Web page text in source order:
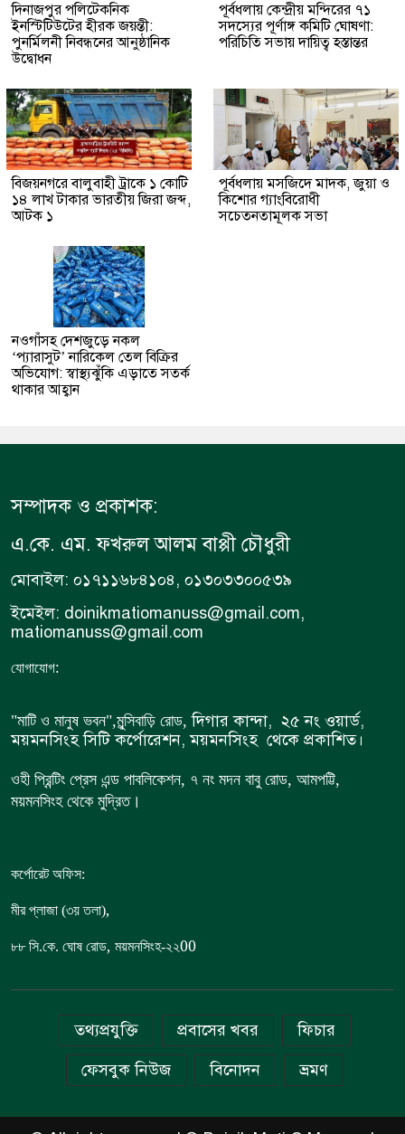
দিনাজপুর পলিটেকনিক
ইনস্টিটিউটের হীরক জয়ন্তী:
পুনর্মিলনী নিবন্ধনের আনুষ্ঠানিক
উদ্বোধন
পূর্বধলায় কেন্দ্রীয় মন্দিরের ৭১
সদস্যের পূর্ণাঙ্গ কমিটি ঘোষণা:
পরিচিতি সভায় দায়িত্ব হস্তান্তর
বিজয়নগরে বালুবাহী ট্রাকে ১ কোটি
১৪ লাখ টাকার ভারতীয় জিরা জব্দ,
আটক ১
পূর্বধলায় মসজিদে মাদক, জুয়া ও
কিশোর গ্যাংবিরোধী
সচেতনতামূলক সভা
নওগাঁসহ দেশজুড়ে নকল
‘প্যারাসুট’ নারিকেল তেল বিক্রির
অভিযোগ: স্বাস্থ্যঝুঁকি এড়াতে সতর্ক
থাকার আহ্বান
সম্পাদক ও প্রকাশক:
এ.কে. এম. ফখরুল আলম বাপ্পী চৌধুরী
মোবাইল: ০১৭১১৬৮৪১০৪, ০১৩০৩৩০০৫৩৯
ইমেইল: doinikmatiomanuss@gmail.com,
matiomanuss@gmail.com
যোগাযোগ:
"মাটি ও মানুষ ভবন",মুন্সিবাড়ি রোড, দিগার কান্দা, ২৫ নং ওয়ার্ড,
ময়মনসিংহ সিটি কর্পোরেশন, ময়মনসিংহ থেকে প্রকাশিত।
ওহী প্রিন্টিং প্রেস এন্ড পাবলিকেশন, ৭ নং মদন বাবু রোড, আমপট্টি,
ময়মনসিংহ থেকে মুদ্রিত।
কর্পোরেট অফিস:
মীর প্লাজা (৩য় তলা),
৮৮ সি.কে. ঘোষ রোড, ময়মনসিংহ-২২00
তথ্যপ্রযুক্তি প্রবাসের খবর
ফিচার
ফেসবুক নিউজ
বিনোদন ভ্রমণ